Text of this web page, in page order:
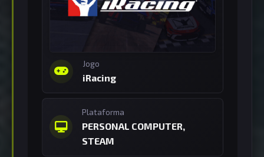
Jogo
iRacing
Plataforma
PERSONAL COMPUTER,
STEAM